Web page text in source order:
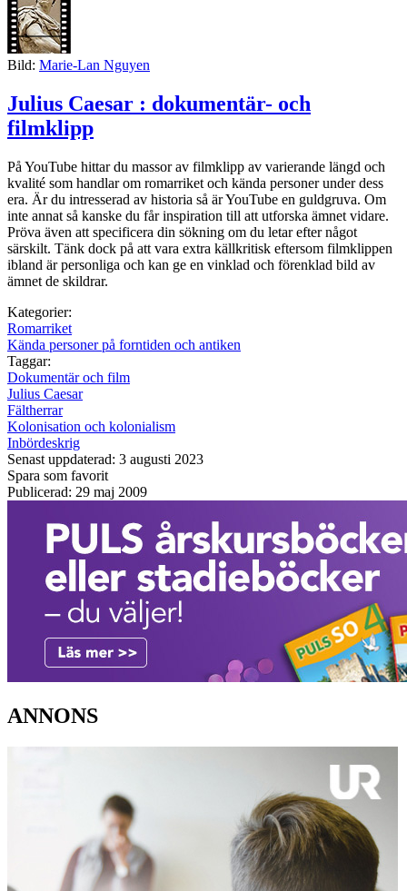
Bild: Marie-Lan Nguyen
Julius Caesar : dokumentär- och
filmklipp
På YouTube hittar du massor av filmklipp av varierande längd och
kvalité som handlar om romarriket och kända personer under dess
era. Är du intresserad av historia så är YouTube en guldgruva. Om
inte annat så kanske du får inspiration till att utforska ämnet vidare.
Pröva även att specificera din sökning om du letar efter något
särskilt. Tänk dock på att vara extra källkritisk eftersom filmklippen
ibland är personliga och kan ge en vinklad och förenklad bild av
ämnet de skildrar.
Kategorier:
Romarriket
Kända personer på forntiden och antiken
Taggar:
Dokumentär och film
Julius Caesar
Fältherrar
Kolonisation och kolonialism
Inbördeskrig
Senast uppdaterad: 3 augusti 2023
Spara som favorit
Publicerad: 29 maj 2009
ANNONS